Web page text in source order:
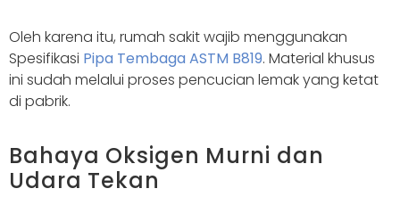
Oleh karena itu, rumah sakit wajib menggunakan
Spesifikasi Pipa Tembaga ASTM B819. Material khusus
ini sudah melalui proses pencucian lemak yang ketat
di pabrik.
Bahaya Oksigen Murni dan
Udara Tekan